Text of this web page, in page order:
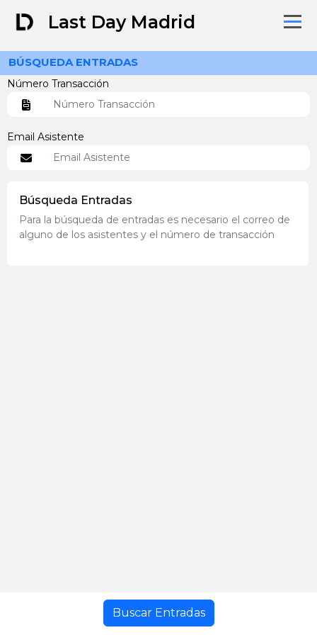
Last Day Madrid
BÚSQUEDA ENTRADAS
Número Transacción
Email Asistente
Búsqueda Entradas
Para la búsqueda de entradas es necesario el correo de
alguno de los asistentes y el número de transacción